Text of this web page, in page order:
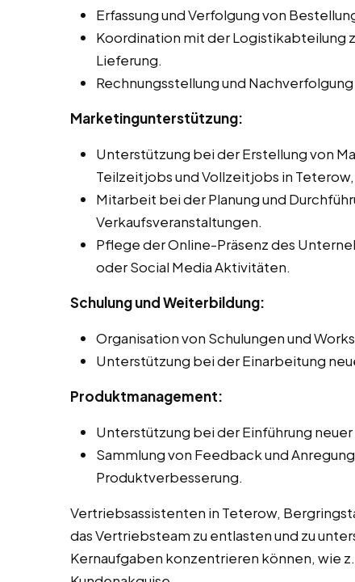
Erfassung und Verfolgung von
Koordination mit der Logistikabteilung
Lieferung.
Rechnungsstellung und
Marketingunterstützung:
Unterstützung bei der Erstellung von
Teilzeitjobs und Vollzeitjobs in
Mitarbeit bei der Planung und
Verkaufsveranstaltungen.
Pflege der Online-Präsenz des
oder Social Media Aktivitäten.
Schulung und Weiterbildung:
Organisation von Schulungen und
Unterstützung bei der Einarbeitung
Produktmanagement:
Unterstützung bei der Einführung
Sammlung von Feedback und
Produktverbesserung.
Vertriebsassistenten in Teterow,
das Vertriebsteam zu entlasten und zu
Kernaufgaben konzentrieren können, wie